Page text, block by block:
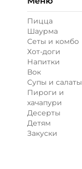
Пицца
Шаурма
Сеты и комбо
Хот-доги
Напитки
Вок
Супы и салаты
Пироги и
хачапури
Десерты
Детям
Закуски